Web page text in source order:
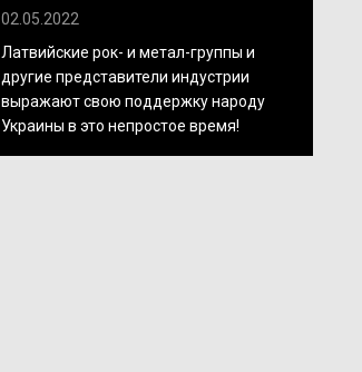
02.05.2022
Латвийские рок- и метал-группы и
другие представители индустрии
выражают свою поддержку народу
Украины в это непростое время!